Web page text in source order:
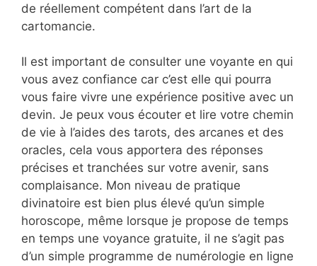
de réellement compétent dans l’art de la
cartomancie.
Il est important de consulter une voyante en qui
vous avez confiance car c’est elle qui pourra
vous faire vivre une expérience positive avec un
devin. Je peux vous écouter et lire votre chemin
de vie à l’aides des tarots, des arcanes et des
oracles, cela vous apportera des réponses
précises et tranchées sur votre avenir, sans
complaisance. Mon niveau de pratique
divinatoire est bien plus élevé qu’un simple
horoscope, même lorsque je propose de temps
en temps une voyance gratuite, il ne s’agit pas
d’un simple programme de numérologie en ligne